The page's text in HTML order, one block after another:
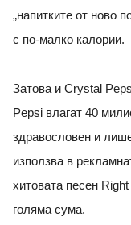
„напитките от ново
с по-малко калории.
Затова и Crystal
Pepsi влагат 40
здравословен и
използва в
хитовата песен
голяма сума.